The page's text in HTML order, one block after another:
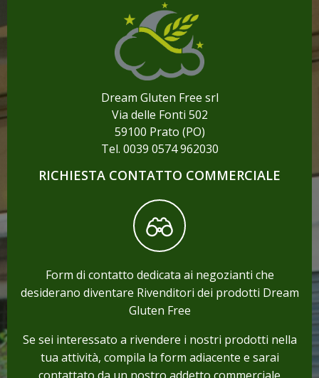
Dream Gluten Free srl
Via delle Fonti 502
59100 Prato (PO)
Tel. 0039 0574 962030
RICHIESTA CONTATTO COMMERCIALE
Form di contatto dedicata ai negozianti che
desiderano diventare Rivenditori dei prodotti Dream
Gluten Free
Se sei interessato a rivendere i nostri prodotti nella
tua attività, compila la form adiacente e sarai